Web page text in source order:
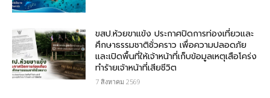
ขสป.ห้วยขาแข้ง ประกาศปิดการท่องเที่ยวและ
ศึกษาธรรมชาติชั่วคราว เพื่อความปลอดภัย
และเปิดพื้นที่ให้เจ้าหน้าที่เก็บข้อมูลเหตุเสือโคร่ง
ทำร้ายเจ้าหน้าที่เสียชีวิต
7 สิงหาคม 2569